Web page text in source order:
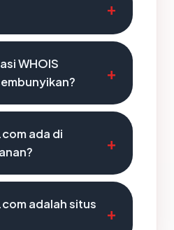
WHOIS
ada di
adalah situs